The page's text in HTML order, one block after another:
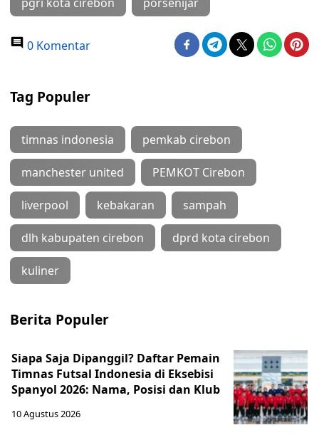
0 Komentar
Tag Populer
timnas indonesia pemkab cirebon
manchester united PEMKOT Cirebon
liverpool kebakaran sampah
dlh kabupaten cirebon dprd kota cirebon
kuliner
Berita Populer
Siapa Saja Dipanggil? Daftar Pemain
Timnas Futsal Indonesia di Eksebisi
Spanyol 2026: Nama, Posisi dan Klub
10 Agustus 2026